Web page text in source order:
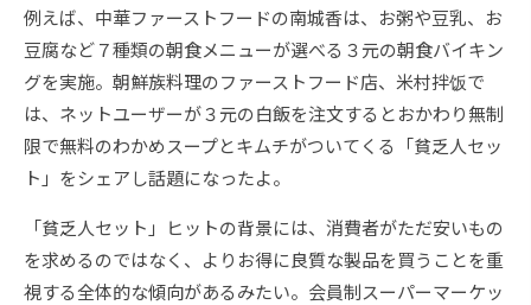
例えば、中華ファーストフードの南城香は、お粥や豆乳、お
豆腐など７種類の朝食メニューが選べる３元の朝食バイキン
グを実施。朝鮮族料理のファーストフード店、米村拌饭で
は、ネットユーザーが３元の白飯を注文するとおかわり無制
限で無料のわかめスープとキムチがついてくる「貧乏人セッ
ト」をシェアし話題になったよ。
「貧乏人セット」ヒットの背景には、消費者がただ安いもの
を求めるのではなく、よりお得に良質な製品を買うことを重
視する全体的な傾向があるみたい。会員制スーパーマーケッ